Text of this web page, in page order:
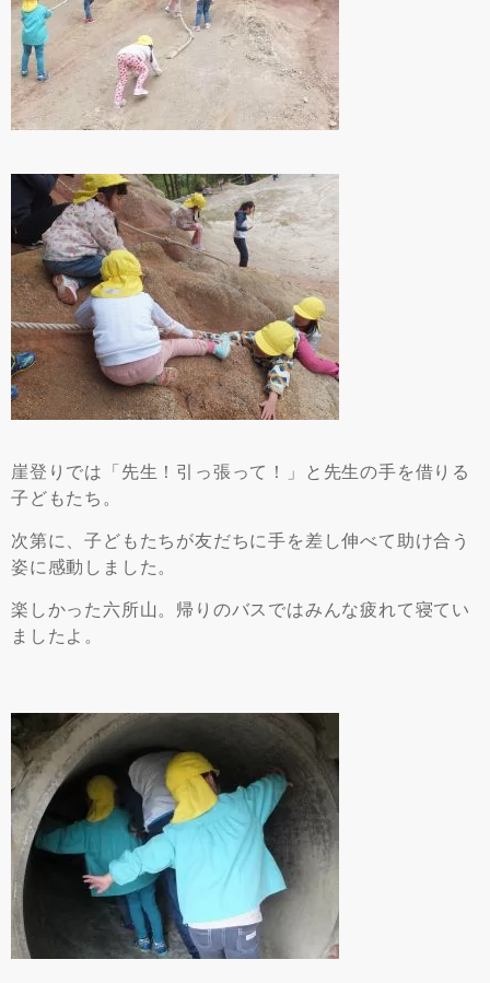
崖登りでは「先生！引っ張って！」と先生の手を借りる
子どもたち。
次第に、子どもたちが友だちに手を差し伸べて助け合う
姿に感動しました。
楽しかった六所山。帰りのバスではみんな疲れて寝てい
ましたよ。